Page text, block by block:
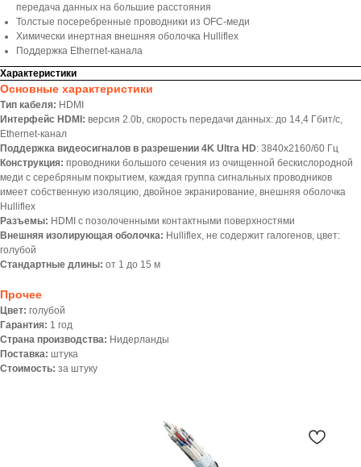
передача данных на большие расстояния
Толстые посеребренные проводники из OFC-меди
Химически инертная внешняя оболочка Hulliflex
Поддержка Ethernet-канала
Характеристики
Основные характеристики
Тип кабеля: HDMI
Интерфейс HDMI: версия 2.0b, скорость передачи данных: до 14,4 Гбит/с,
Ethernet-канал
Поддержка видеосигналов в разрешении 4K Ultra HD: 3840x2160/60 Гц
Конструкция: проводники большого сечения из очищенной бескислородной
меди с серебряным покрытием, каждая группа сигнальных проводников
имеет собственную изоляцию, двойное экранирование, внешняя оболочка
Hulliflex
Разъемы: HDMI с позолоченными контактными поверхностями
Внешняя изолирующая оболочка: Hulliflex, не содержит галогенов, цвет:
голубой
Стандартные длины: от 1 до 15 м
Прочее
Цвет: голубой
Гарантия: 1 год
Страна производства: Нидерланды
Поставка: штука
Стоимость: за штуку